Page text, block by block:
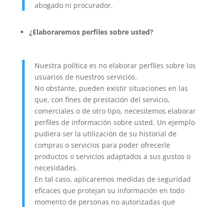
abogado ni procurador.
¿Elaboraremos perfiles sobre usted?
Nuestra política es no elaborar perfiles sobre los
usuarios de nuestros servicios.
No obstante, pueden existir situaciones en las
que, con fines de prestación del servicio,
comerciales o de otro tipo, necesitemos elaborar
perfiles de información sobre usted. Un ejemplo
pudiera ser la utilización de su historial de
compras o servicios para poder ofrecerle
productos o servicios adaptados a sus gustos o
necesidades.
En tal caso, aplicaremos medidas de seguridad
eficaces que protejan su información en todo
momento de personas no autorizadas que